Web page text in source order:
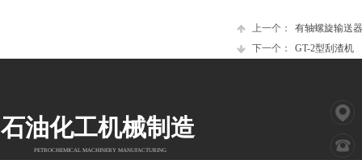
上一个：
有轴螺旋输送器
下一个：
GT-2型刮渣机
石油化工机械制造
PETROCHEMICAL MACHINERY MANUFACTURING